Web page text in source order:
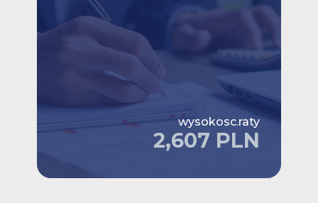
wysokosc.raty
2,607 PLN